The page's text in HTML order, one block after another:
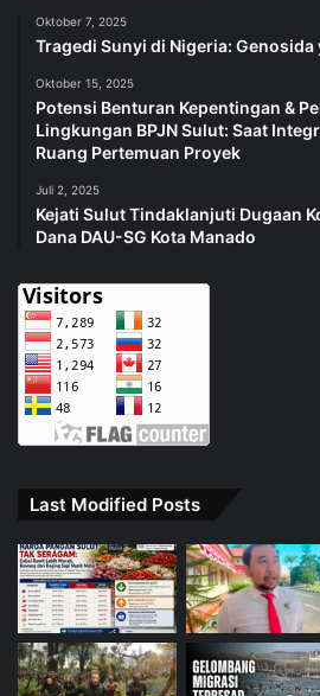
Oktober 7, 2025
Tragedi Sunyi di Nigeria: Genosida
Oktober 15, 2025
Potensi Benturan Kepentingan &
Lingkungan BPJN Sulut: Saat
Ruang Pertemuan Proyek
Juli 2, 2025
Kejati Sulut Tindaklanjuti Dugaan
Dana DAU-SG Kota Manado
Last Modified Posts